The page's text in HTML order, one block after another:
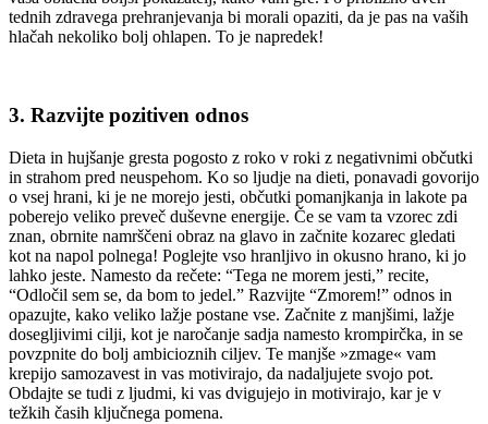
tednih zdravega prehranjevanja bi morali opaziti, da je pas na vaših
hlačah nekoliko bolj ohlapen. To je napredek!
3. Razvijte pozitiven odnos
Dieta in hujšanje gresta pogosto z roko v roki z negativnimi občutki
in strahom pred neuspehom. Ko so ljudje na dieti, ponavadi govorijo
o vsej hrani, ki je ne morejo jesti, občutki pomanjkanja in lakote pa
poberejo veliko preveč duševne energije. Če se vam ta vzorec zdi
znan, obrnite namrščeni obraz na glavo in začnite kozarec gledati
kot na napol polnega! Poglejte vso hranljivo in okusno hrano, ki jo
lahko jeste. Namesto da rečete: “Tega ne morem jesti,” recite,
“Odločil sem se, da bom to jedel.” Razvijte “Zmorem!” odnos in
opazujte, kako veliko lažje postane vse. Začnite z manjšimi, lažje
dosegljivimi cilji, kot je naročanje sadja namesto krompirčka, in se
povzpnite do bolj ambicioznih ciljev. Te manjše »zmage« vam
krepijo samozavest in vas motivirajo, da nadaljujete svojo pot.
Obdajte se tudi z ljudmi, ki vas dvigujejo in motivirajo, kar je v
težkih časih ključnega pomena.